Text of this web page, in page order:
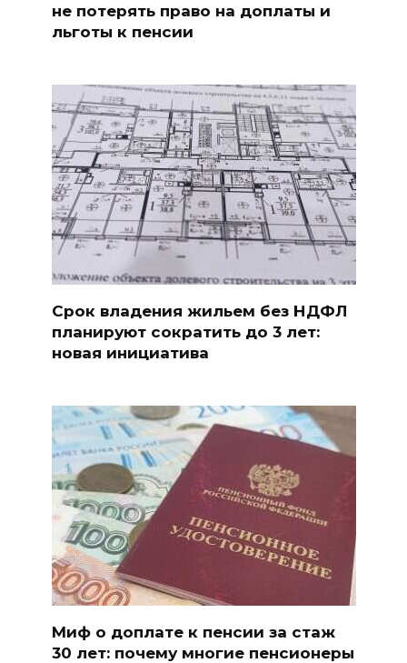
не потерять право на доплаты и
льготы к пенсии
Срок владения жильем без НДФЛ
планируют сократить до 3 лет:
новая инициатива
Миф о доплате к пенсии за стаж
30 лет: почему многие пенсионеры